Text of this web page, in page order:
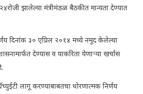
झालेल्या मंत्रीमंडळ बैठकीत मान्यता देण्यात
दिनांक ३० एप्रिल २०१४ मध्ये नमूद केलेल्या
देण्यास व याकरिता येणाऱ्या खर्चास
लागू करण्याबाबतचा धोरणात्मक निर्णय